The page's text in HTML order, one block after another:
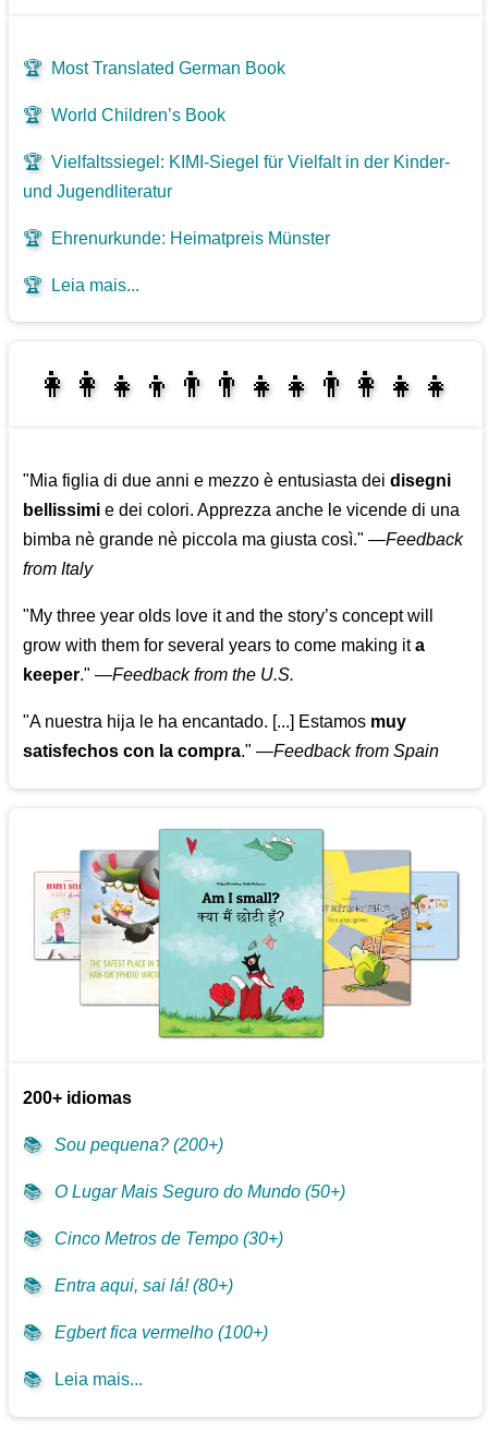
🏆 Most Translated German Book
🏆 World Children’s Book
🏆 Vielfaltssiegel: KIMI-Siegel für Vielfalt in der Kinder-
und Jugendliteratur
🏆 Ehrenurkunde: Heimatpreis Münster
🏆 Leia mais...
👩‍👩‍👧‍👦👨‍👨‍👧‍👧👨‍👩‍👧‍👧
👩‍👧‍👦👨‍👩‍👧‍👧
"Mia figlia di due anni e mezzo è entusiasta deidisegni
bellissimi e dei colori. Apprezza anche le vicende di una
bimba nè grande nè piccola ma giusta così." —Feedback
from Italy
"My three year olds love it and the story’s concept will
grow with them for several years to come making ita
keeper." —Feedback from the U.S.
"A nuestra hija le ha encantado. [...] Estamos muy
satisfechos con la compra." —Feedback from Spain
200+ idiomas
📚 Sou pequena? (200+)
📚 O Lugar Mais Seguro do Mundo (50+)
📚 Cinco Metros de Tempo (30+)
📚 Entra aqui, sai lá! (80+)
📚 Egbert fica vermelho (100+)
📚 Leia mais...